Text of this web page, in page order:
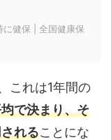
健保 | 全国健康保
これは1年間の
で決まり、そ
れることにな